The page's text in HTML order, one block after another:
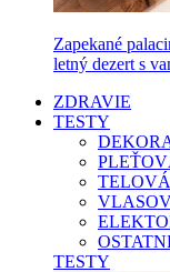
Zapekané
letný dezert s
ZDRAVIE
TESTY
TESTY